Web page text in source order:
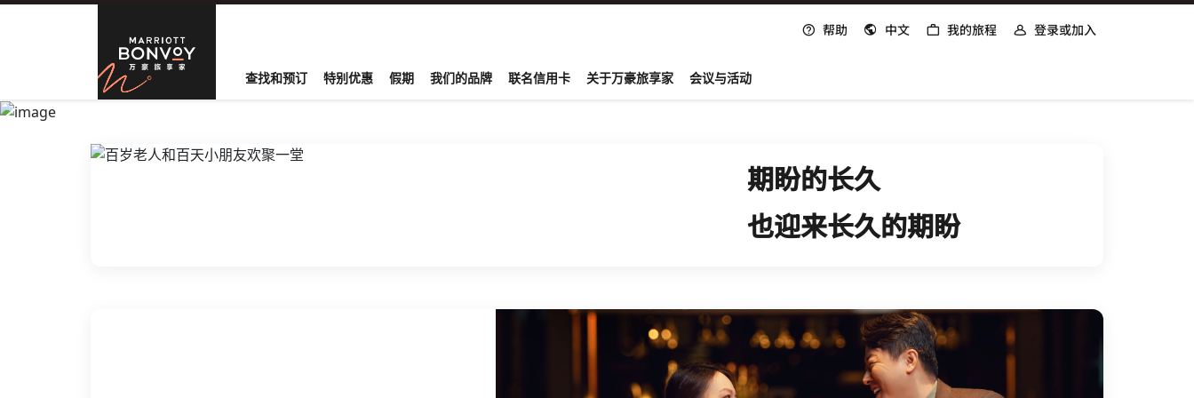
跳到内容
Marriott Bonvoy
帮助 中文 我的旅程
打开新窗口 登录或加入
查找和预订 特别优惠 假期 我们的品牌 联名信用卡 关于万豪旅享家 会议与活动
期盼的长久
也迎来长久的期盼